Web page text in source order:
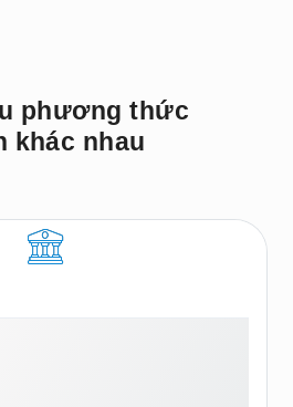
phương thức
khác nhau